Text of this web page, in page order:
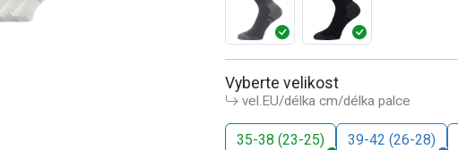
Vyberte velikost
vel.EU/délka cm/délka palce
35-38 (23-25) 39-42 (26-28)